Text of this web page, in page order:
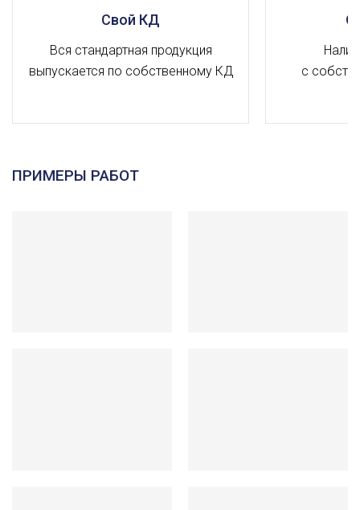
Свой КД
Вся стандартная продукция
выпускается по собственному КД
с
ПРИМЕРЫ РАБОТ